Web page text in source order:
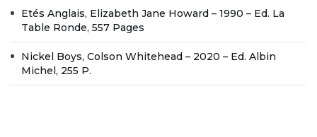
Etés Anglais, Elizabeth Jane Howard – 1990 – Ed. La
Table Ronde, 557 Pages
Nickel Boys, Colson Whitehead – 2020 – Ed. Albin
Michel, 255 P.